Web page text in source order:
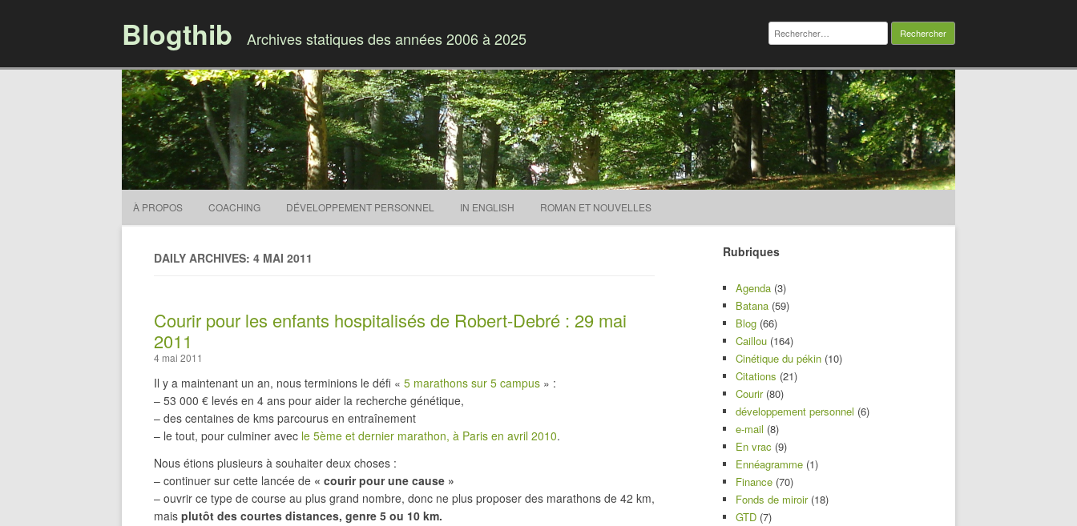
Blogthib Archives statiques des années 2006 à 2025
Rechercher :
À PROPOS COACHING DÉVELOPPEMENT PERSONNEL IN ENGLISH ROMAN ET NOUVELLES
DAILY ARCHIVES: 4 MAI 2011
Courir pour les enfants hospitalisés de Robert-Debré : 29 mai
2011
4 mai 2011
Il y a maintenant un an, nous terminions le défi « 5 marathons sur 5 campus » :
– 53 000 € levés en 4 ans pour aider la recherche génétique,
– des centaines de kms parcourus en entraînement
– le tout, pour culminer avec le 5ème et dernier marathon, à Paris en avril 2010.
Nous étions plusieurs à souhaiter deux choses :
– continuer sur cette lancée de « courir pour une cause »
– ouvrir ce type de course au plus grand nombre, donc ne plus proposer des marathons de 42 km,
mais plutôt des courtes distances, genre 5 ou 10 km.
Rubriques
Agenda (3)
Batana (59)
Blog (66)
Caillou (164)
Cinétique du pékin (10)
Citations (21)
Courir(80)
développement personnel (6)
e-mail (8)
En vrac (9)
Ennéagramme (1)
Finance (70)
Fonds de miroir(18)
GTD (7)